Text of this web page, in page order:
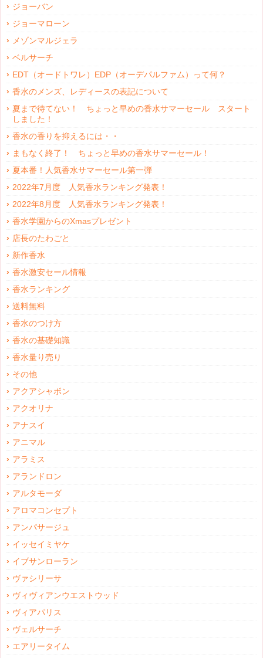
ジョーバン
ジョーマローン
メゾンマルジェラ
ベルサーチ
EDT（オードトワレ）EDP（オーデパルファム）って何？
香水のメンズ、レディースの表記について
夏まで待てない！ ちょっと早めの香水サマーセール スタート
しました！
香水の香りを抑えるには・・
まもなく終了！ ちょっと早めの香水サマーセール！
夏本番！人気香水サマーセール第一弾
2022年7月度 人気香水ランキング発表！
2022年8月度 人気香水ランキング発表！
香水学園からのXmasプレゼント
店長のたわごと
新作香水
香水激安セール情報
香水ランキング
送料無料
香水のつけ方
香水の基礎知識
香水量り売り
その他
アクアシャボン
アクオリナ
アナスイ
アニマル
アラミス
アランドロン
アルタモーダ
アロマコンセプト
アンパサージュ
イッセイミヤケ
イブサンローラン
ヴァシリーサ
ヴィヴィアンウエストウッド
ヴィアパリス
ヴェルサーチ
エアリータイム